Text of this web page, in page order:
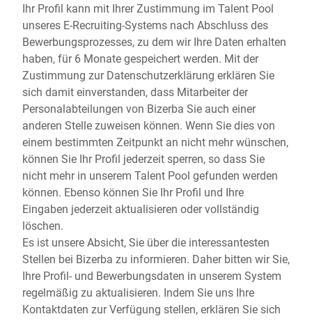
Ihr Profil kann mit Ihrer Zustimmung im Talent Pool
unseres E-Recruiting-Systems nach Abschluss des
Bewerbungsprozesses, zu dem wir Ihre Daten erhalten
haben, für 6 Monate gespeichert werden. Mit der
Zustimmung zur Datenschutzerklärung erklären Sie
sich damit einverstanden, dass Mitarbeiter der
Personalabteilungen von Bizerba Sie auch einer
anderen Stelle zuweisen können. Wenn Sie dies von
einem bestimmten Zeitpunkt an nicht mehr wünschen,
können Sie Ihr Profil jederzeit sperren, so dass Sie
nicht mehr in unserem Talent Pool gefunden werden
können. Ebenso können Sie Ihr Profil und Ihre
Eingaben jederzeit aktualisieren oder vollständig
löschen.
Es ist unsere Absicht, Sie über die interessantesten
Stellen bei Bizerba zu informieren. Daher bitten wir Sie,
Ihre Profil- und Bewerbungsdaten in unserem System
regelmäßig zu aktualisieren. Indem Sie uns Ihre
Kontaktdaten zur Verfügung stellen, erklären Sie sich